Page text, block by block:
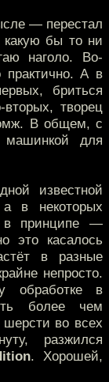
— перестал
какую бы то ни
наголо. Во-
практично. А в
бриться
творец
В общем, с
для
известной
в некоторых
в принципе —
это касалось
в разные
непросто.
обработке в
более чем
во всех
разжился
. Хорошей,